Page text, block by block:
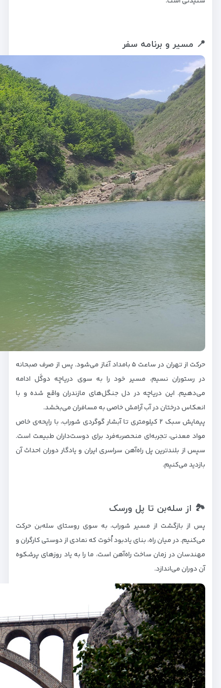
📍 مسیر و برنامه سفر
حرکت از تهران در ساعت ۵ بامداد آغاز می‌شود. پس از صرف صبحانه
در رستوران نسیم، مسیر خود را به سوی دریاچه دوگَل ادامه
می‌دهیم. این دریاچه در دل جنگل‌های مازندران واقع شده و با
انعکاس درختان در آب آرامش خاصی به مسافران می‌بخشد.
پیمایش سبک ۲ کیلومتری تا آبشار گوگردی شوراب، با رایحه‌ی خاص
مواد معدنی، تجربه‌ای منحصربه‌فرد برای دوست‌داران طبیعت است.
سپس از بلندترین پل راه‌آهن سراسری ایران و یادگار دوران احداث آن
بازدید می‌کنیم.
🏞️ از سله‌بن تا پل ورسک
پس از بازگشت از مسیر شوراب، به سوی روستای سله‌بن حرکت
می‌کنیم. در میان راه، بنای یادبود اُخوت که نمادی از دوستی کارگران و
مهندسان در زمان ساخت راه‌آهن است، ما را به یاد روزهای پرشکوه
آن دوران می‌اندازد.